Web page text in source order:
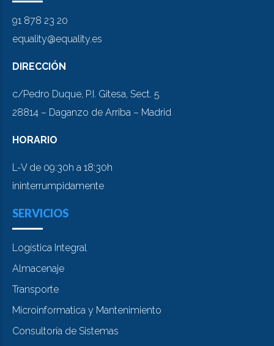
91 878 23 20
equality@equality.es
DIRECCIÓN
c/Pedro Duque, P.I. Gitesa, Sect. 5
28814 – Daganzo de Arriba – Madrid
HORARIO
L-V de 09:30h a 18:30h
ininterrumpidamente
SERVICIOS
Logística Integral
Almacenaje
Transporte
Microinformatica y Mantenimiento
Consultoría de Sistemas